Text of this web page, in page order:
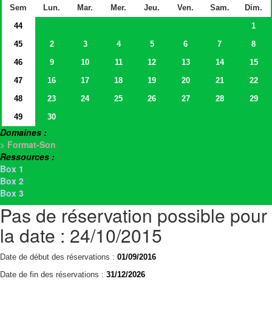
Sem Lun. Mar. Mer. Jeu. Ven. Sam.
Dim.
44
1
45
2 3 4 5 6 7
8
46
9 10 11 12 13 14
15
47
16 17 18 19 20 21
22
48
23 24 25 26 27 28
29
49
30
Domaines :
> Format-Son
Ressources :
Box 1
Box 2
Box 3
Pas de réservation possible pour
la date : 24/10/2015
Date de début des réservations : 01/09/2016
Date de fin des réservations : 31/12/2026